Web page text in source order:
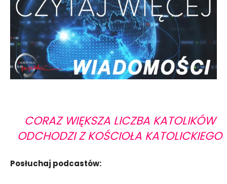
CORAZ WIĘKSZA LICZBA KATOLIKÓW
ODCHODZI Z KOŚCIOŁA KATOLICKIEGO
Posłuchaj podcastów: